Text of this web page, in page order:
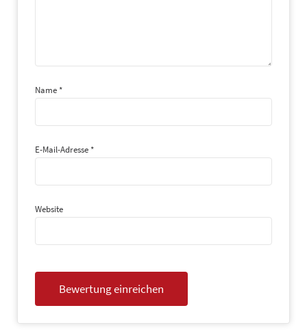
Name *
E-Mail-Adresse *
Website